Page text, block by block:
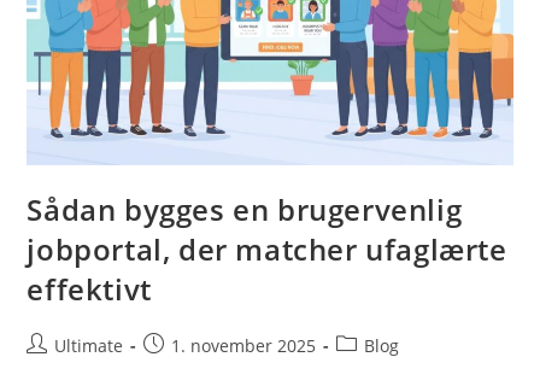
Sådan bygges en brugervenlig
jobportal, der matcher ufaglærte
effektivt
PostUltimate
Post1. november 2025
PostBlog